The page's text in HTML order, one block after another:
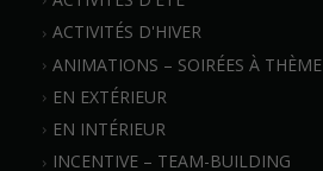
ACTIVITÉS D'HIVER
ANIMATIONS – SOIRÉES À THÈME
EN EXTÉRIEUR
EN INTÉRIEUR
INCENTIVE – TEAM-BUILDING